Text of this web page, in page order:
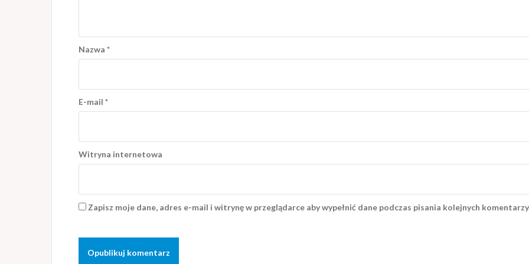
Nazwa *
E-mail *
Witryna internetowa
Zapisz moje dane, adres e-mail i witrynę w przeglądarce aby wypełnić dane podczas pisania kolejnych